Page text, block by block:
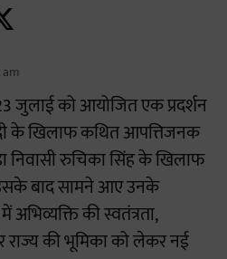
जुलाई को आयोजित एक प्रदर्शन
के खिलाफ कथित आपत्तिजनक
निवासी रुचिका सिंह के खिलाफ
बाद सामने आए उनके
की स्वतंत्रता,
राज्य की भूमिका को लेकर नई